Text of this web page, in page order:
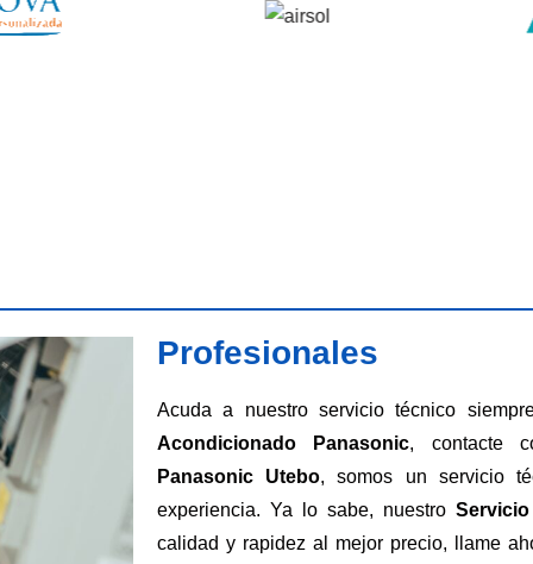
Profesionales
Acuda a nuestro servicio técnico
Acondicionado Panasonic, contacte
Panasonic Utebo, somos un servicio
experiencia. Ya lo sabe, nuestro
calidad y rapidez al mejor precio, llame